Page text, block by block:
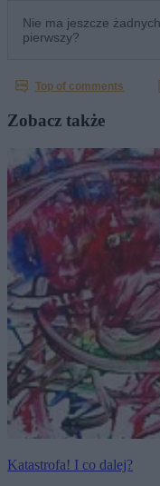
Zobacz także
Katastrofa! I co dalej?